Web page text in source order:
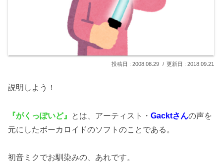
2008.08.29 2018.09.21
説明しよう！
『がくっぽいど』 とは、アーティスト・ Gacktさんの声を
元にしたボーカロイドのソフトのことである。
初音ミクでお馴染みの、あれです。